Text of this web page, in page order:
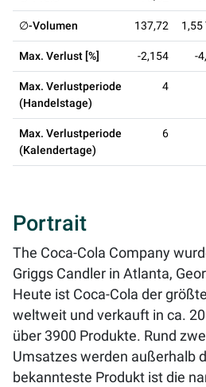
∅-Volumen 137,72 1,55
Max. Verlust [%] -2,154 -
Max. Verlustperiode
(Handelstage)
4
Max. Verlustperiode
(Kalendertage)
6
Portrait
The Coca-Cola Company
Griggs Candler in Atlanta,
Heute ist Coca-Cola der
weltweit und verkauft in ca.
über 3900 Produkte. Rund
Umsatzes werden außerhalb
bekannteste Produkt ist die